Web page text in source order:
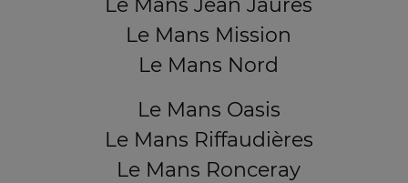
Le Mans Jean Jaurès
Le Mans Mission
Le Mans Nord
Le Mans Oasis
Le Mans Riffaudières
Le Mans Ronceray